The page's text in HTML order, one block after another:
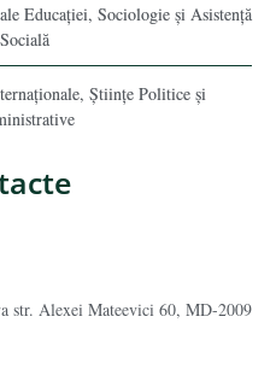
Educaţiei, Sociologie și Asistență
Socială
Ştiinţe Politice şi
str. Alexei Mateevici 60, MD-2009